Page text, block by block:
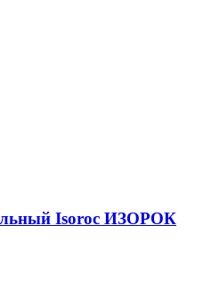
Isoroc ИЗОРОК